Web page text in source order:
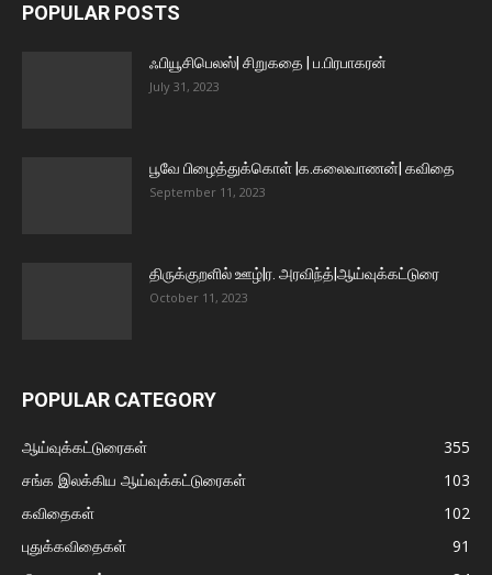
POPULAR POSTS
ஃபியூசிபெலஸ்| சிறுகதை | ப.பிரபாகரன்
July 31, 2023
பூவே பிழைத்துக்கொள் |க.கலைவாணன்| கவிதை
September 11, 2023
திருக்குறளில் ஊழ்|ர. அரவிந்த்|ஆய்வுக்கட்டுரை
October 11, 2023
POPULAR CATEGORY
ஆய்வுக்கட்டுரைகள்
355
சங்க இலக்கிய ஆய்வுக்கட்டுரைகள்
103
கவிதைகள்
102
புதுக்கவிதைகள்
91